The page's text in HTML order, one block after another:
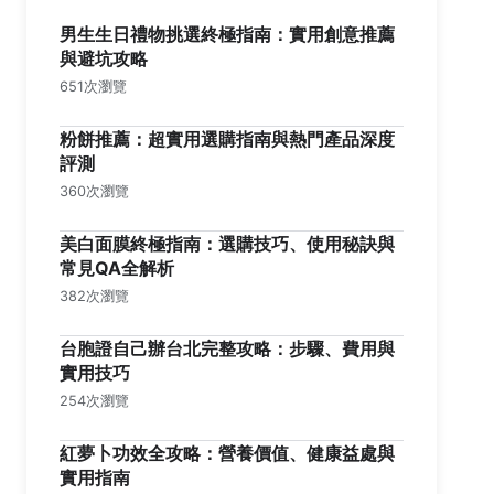
男生生日禮物挑選終極指南：實用創意推薦
與避坑攻略
651次瀏覽
粉餅推薦：超實用選購指南與熱門產品深度
評測
360次瀏覽
美白面膜終極指南：選購技巧、使用秘訣與
常見QA全解析
382次瀏覽
台胞證自己辦台北完整攻略：步驟、費用與
實用技巧
254次瀏覽
紅夢卜功效全攻略：營養價值、健康益處與
實用指南